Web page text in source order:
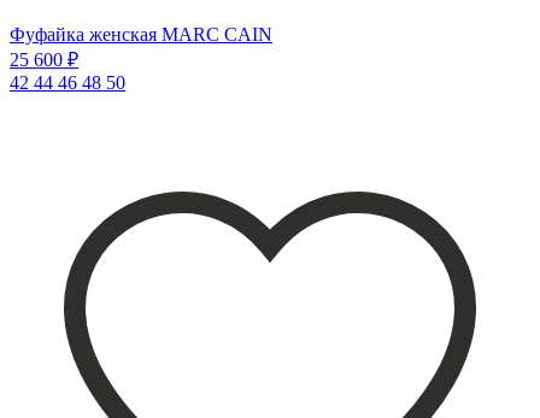
Фуфайка женская MARC CAIN
25 600 ₽
42 44 46 48 50